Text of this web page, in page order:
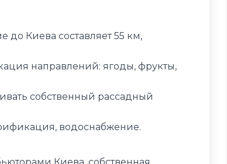
Киева составляет 55 км,
направлений: ягоды, фрукты,
собственный рассадный
водоснабжение.